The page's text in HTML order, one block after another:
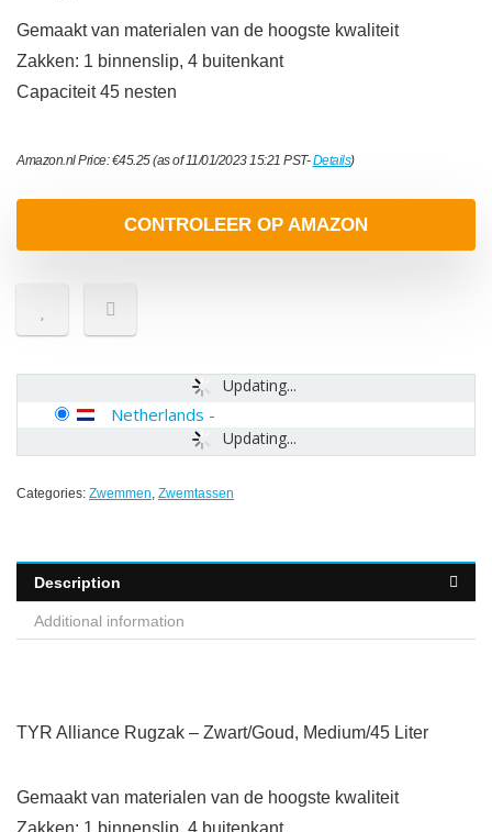
Gemaakt van materialen van de hoogste kwaliteit
Zakken: 1 binnenslip, 4 buitenkant
Capaciteit 45 nesten
Amazon.nl Price:€45.25(as of 11/01/2023 15:21 PST-Details)
CONTROLEER OP AMAZON
Updating...
Updating...
Netherlands -
Categories: Zwemmen, Zwemtassen
Description
Additional information
TYR Alliance Rugzak – Zwart/Goud, Medium/45 Liter
Gemaakt van materialen van de hoogste kwaliteit